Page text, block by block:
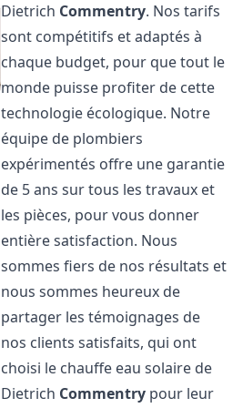
Dietrich Commentry. Nos tarifs
sont compétitifs et adaptés à
chaque budget, pour que tout le
monde puisse profiter de cette
technologie écologique. Notre
équipe de plombiers
expérimentés offre une garantie
de 5 ans sur tous les travaux et
les pièces, pour vous donner
entière satisfaction. Nous
sommes fiers de nos résultats et
nous sommes heureux de
partager les témoignages de
nos clients satisfaits, qui ont
choisi le chauffe eau solaire de
Dietrich Commentry pour leur